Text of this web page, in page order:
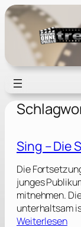
Zum
Inhalt
springen
Sing – Die
Die
junges
mitnehmen.
unterhaltsam
Weiterlesen: